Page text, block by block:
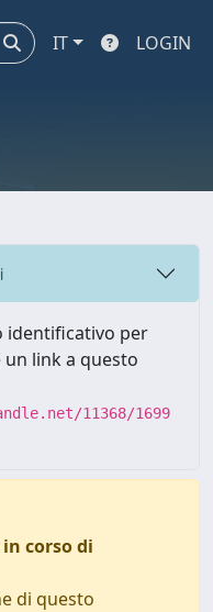
IT LOGIN
identificativo per
link a questo
11368/1699
corso di
di questo